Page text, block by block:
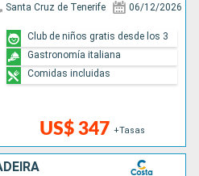
Santa Cruz de Tenerife 06/12/2026
US$ 347 +Tasas
Club de niños gratis desde los 3
Gastronomía italiana
Comidas incluidas